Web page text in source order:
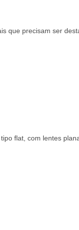
que precisam ser
flat, com lentes